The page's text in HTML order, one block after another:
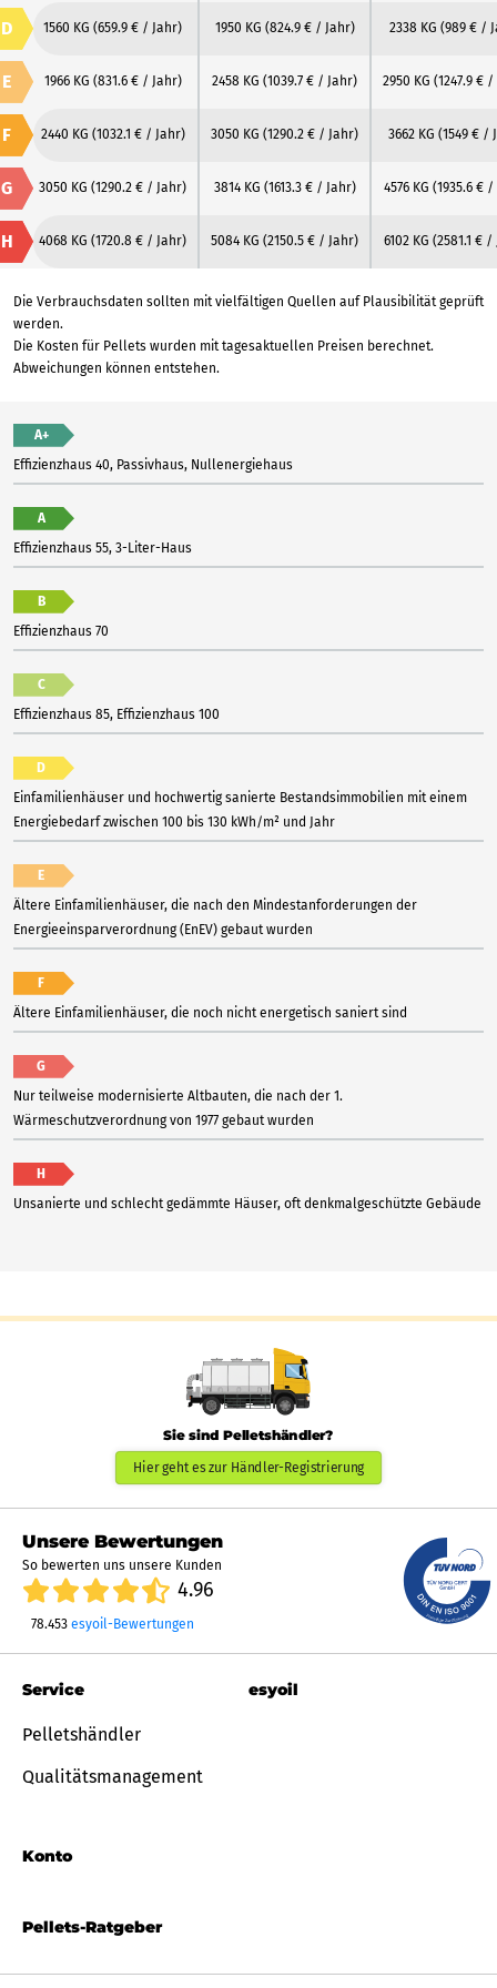
D 1560 KG (659.9 € / Jahr) 1950 KG (824.9 € / Jahr) 2338 KG (989 € /
E 1966 KG (831.6 € / Jahr) 2458 KG (1039.7 € / Jahr) 2950 KG (1247.9 €
F 2440 KG (1032.1 € / Jahr) 3050 KG (1290.2 € / Jahr) 3662 KG (1549 € /
G 3050 KG (1290.2 € / Jahr) 3814 KG (1613.3 € / Jahr) 4576 KG (1935.6 € /
H 4068 KG (1720.8 € / Jahr) 5084 KG (2150.5 € / Jahr) 6102 KG (2581.1 € /
Die Verbrauchsdaten sollten mit vielfältigen Quellen auf Plausibilität geprüft
werden.
Die Kosten für Pellets wurden mit tagesaktuellen Preisen berechnet.
Abweichungen können entstehen.
A+
Effizienzhaus 40, Passivhaus, Nullenergiehaus
A
Effizienzhaus 55, 3-Liter-Haus
B
Effizienzhaus 70
C
Effizienzhaus 85, Effizienzhaus 100
D
Einfamilienhäuser und hochwertig sanierte Bestandsimmobilien mit einem
Energiebedarf zwischen 100 bis 130 kWh/m² und Jahr
E
Ältere Einfamilienhäuser, die nach den Mindestanforderungen der
Energieeinsparverordnung (EnEV) gebaut wurden
F
Ältere Einfamilienhäuser, die noch nicht energetisch saniert sind
G
Nur teilweise modernisierte Altbauten, die nach der 1.
Wärmeschutzverordnung von 1977 gebaut wurden
H
Unsanierte und schlecht gedämmte Häuser, oft denkmalgeschützte Gebäude
Sie sind Pelletshändler?
Hier geht es zur Händler-Registrierung
Unsere Bewertungen
So bewerten uns unsere Kunden
4.96
78.453 esyoil-Bewertungen
Pellets-Ratgeber
Service
Pelletshändler
Qualitätsmanagement
Konto
esyoil